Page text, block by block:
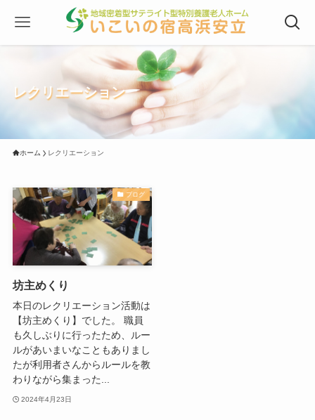
レクリエーション
ホーム レクリエーション
ブログ
坊主めくり
本日のレクリエーション活動は
【坊主めくり】でした。 職員
も久しぶりに行ったため、ルー
ルがあいまいなこともありまし
たが利用者さんからルールを教
わりながら集まった...
2024年4月23日